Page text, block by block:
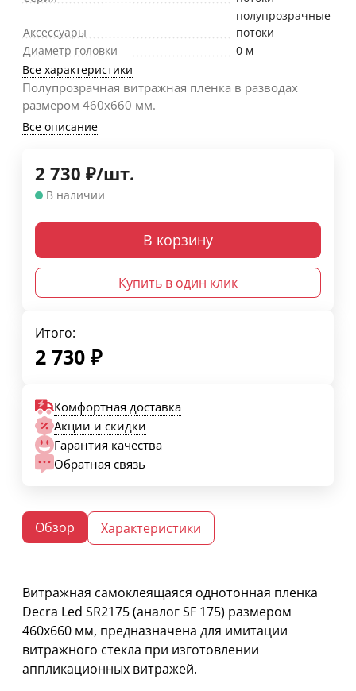
Аксессуары
полупрозрачные
потоки
Диаметр головки
0 м
Все характеристики
Полупрозрачная витражная пленка в разводах
размером 460х660 мм.
Все описание
2 730 ₽/шт.
В наличии
В корзину
Купить в один клик
Итого:
2 730 ₽
Комфортная доставка
Акции и скидки
Гарантия качества
Обратная связь
Обзор Характеристики
Витражная самоклеящаяся однотонная пленка
Decra Led SR2175 (аналог SF 175) размером
460х660 мм, предназначена для имитации
витражного стекла при изготовлении
аппликационных витражей.